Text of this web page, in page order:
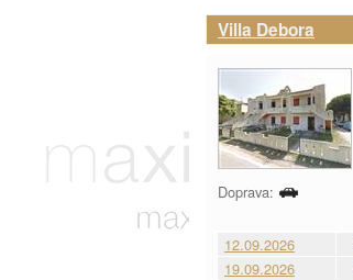
Villa Debora
Doprava:
12.09.2026
19.09.2026